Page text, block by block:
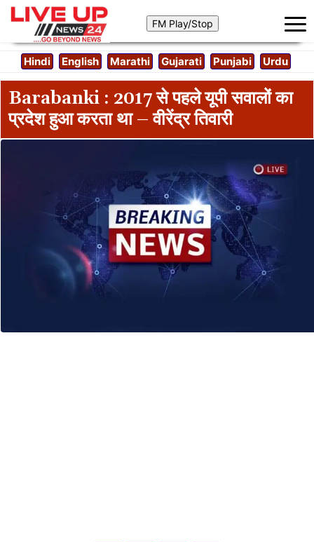
Hindi English Marathi Gujarati Punjabi Urdu
Barabanki : 2017 से पहले यूपी सवालों का
प्रदेश हुआ करता था – वीरेंद्र तिवारी